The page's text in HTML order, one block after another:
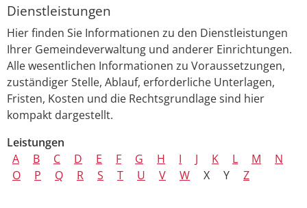
Dienstleistungen
Hier finden Sie Informationen zu den Dienstleistungen
Ihrer Gemeindeverwaltung und anderer Einrichtungen.
Alle wesentlichen Informationen zu Voraussetzungen,
zuständiger Stelle, Ablauf, erforderliche Unterlagen,
Fristen, Kosten und die Rechtsgrundlage sind hier
kompakt dargestellt.
Leistungen
A
B C D E F G H I J K L M
N
O
P Q R S T U V W X Y Z